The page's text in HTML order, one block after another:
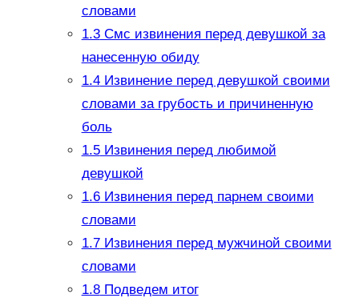
словами
1.3Смс извинения перед девушкой за
нанесенную обиду
1.4Извинение перед девушкой своими
словами за грубость и причиненную
боль
1.5Извинения перед любимой
девушкой
1.6Извинения перед парнем своими
словами
1.7Извинения перед мужчиной своими
словами
1.8Подведем итог